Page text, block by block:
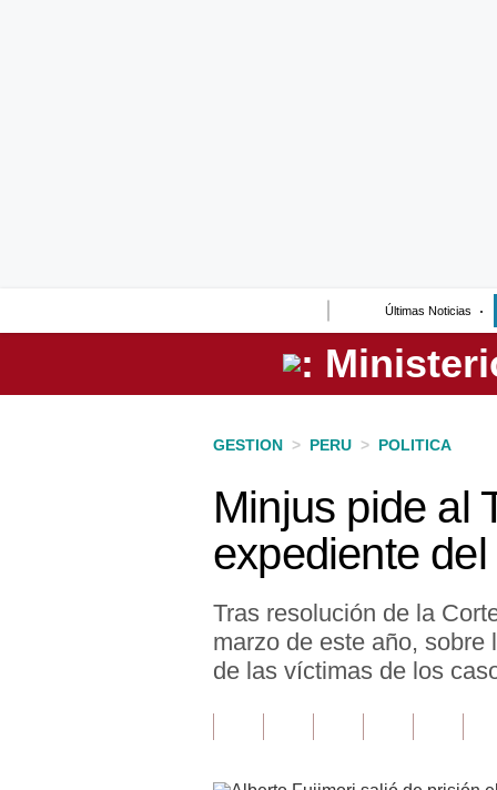
Últimas Noticias
Perú
GESTION > PERU > POLITICA
Minjus pide al
expediente
Tras resolución de la
marzo de este año, sobre
de las víctimas de los